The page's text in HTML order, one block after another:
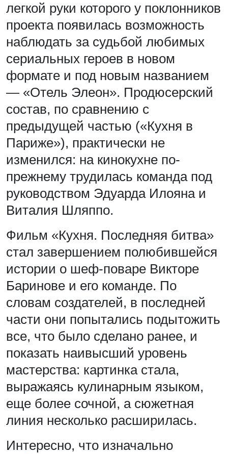
легкой руки которого у поклонников
проекта появилась возможность
наблюдать за судьбой любимых
сериальных героев в новом
формате и под новым названием
— «Отель Элеон». Продюсерский
состав, по сравнению с
предыдущей частью («Кухня в
Париже»), практически не
изменился: на кинокухне по-
прежнему трудилась команда под
руководством Эдуарда Илояна и
Виталия Шляппо.
Фильм «Кухня. Последняя битва»
стал завершением полюбившейся
истории о шеф-поваре Викторе
Баринове и его команде. По
словам создателей, в последней
части они попытались подытожить
все, что было сделано ранее, и
показать наивысший уровень
мастерства: картинка стала,
выражаясь кулинарным языком,
еще более сочной, а сюжетная
линия несколько расширилась.
Интересно, что изначально